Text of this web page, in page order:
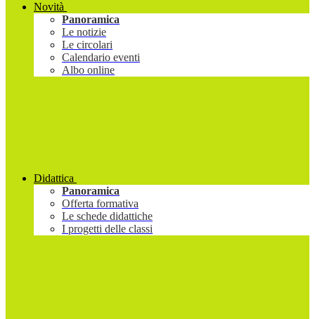
Novità
Panoramica
Le notizie
Le circolari
Calendario eventi
Albo online
Didattica
Panoramica
Offerta formativa
Le schede didattiche
I progetti delle classi